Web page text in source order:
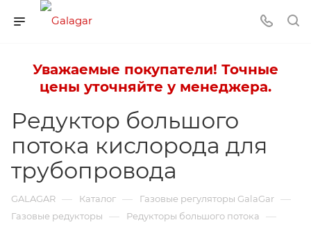
Уважаемые покупатели! Точные
цены уточняйте у менеджера.
Редуктор большого
потока кислорода для
трубопровода
GALAGAR — Каталог — Газовые регуляторы GalaGar —
Газовые редукторы — Редукторы большого потока —